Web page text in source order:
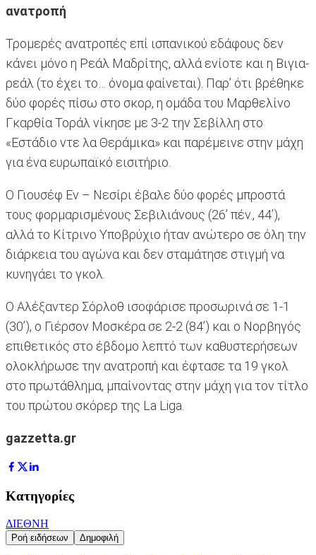
ανατροπή
Τρομερές ανατροπές επί ισπανικού εδάφους δεν
κάνει μόνο η Ρεάλ Μαδρίτης, αλλά ενίοτε και η Βιγια-
ρεάλ (το έχει το… όνομα φαίνεται). Παρ’ ότι βρέθηκε
δύο φορές πίσω στο σκορ, η ομάδα του Μαρθελίνο
Γκαρθία Τοράλ νίκησε με 3-2 την Σεβίλλη στο
«Εστάδιο ντε λα Θεράμικα» και παρέμεινε στην μάχη
για ένα ευρωπαϊκό εισιτήριο.
Ο Γιουσέφ Εν – Νεσίρι έβαλε δύο φορές μπροστά
τους φορμαρισμένους Σεβιλιάνους (26’ πέν., 44’),
αλλά το Κίτρινο Υποβρύχιο ήταν ανώτερο σε όλη την
διάρκεια του αγώνα και δεν σταμάτησε στιγμή να
κυνηγάει το γκολ.
Ο Αλέξαντερ Σόρλοθ ισοφάρισε προσωρινά σε 1-1
(30’), ο Γιέρσον Μοσκέρα σε 2-2 (84’) και ο Νορβηγός
επιθετικός στο έβδομο λεπτό των καθυστερήσεων
ολοκλήρωσε την ανατροπή και έφτασε τα 19 γκολ
στο πρωτάθλημα, μπαίνοντας στην μάχη για τον τίτλο
του πρώτου σκόρερ της La Liga.
gazzetta.gr
Κατηγορίες
ΔΙΕΘΝΗ
Ροή ειδήσεων Δημοφιλή